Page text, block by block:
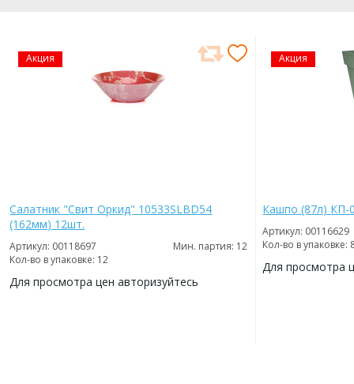
Акция
Салатник "Свит Оркид" 10533SLBD54
(162мм) 12шт.
Артикул: 00118697
Мин. партия: 12
Кол-во в упаковке: 12
Для просмотра цен авторизуйтесь
Акция
Кашпо (87л) КП-
Артикул: 00116629
Кол-во в упаковке:
Для просмотра